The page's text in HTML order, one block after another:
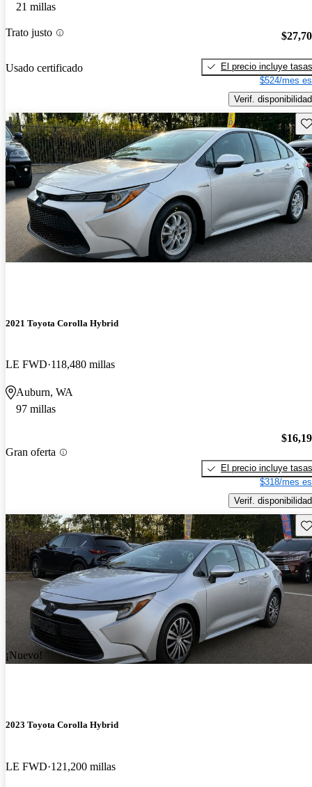
21 millas
Trato justo
Usado certificado
El precio incluye tasas
$524/mes
Verif. disponibilidad
2021 Toyota Corolla Hybrid
LE FWD 118,480 millas
Auburn, WA
97 millas
Gran oferta
El precio incluye tasas
$318/mes
Verif. disponibilidad
¡Nuevo!
2023 Toyota Corolla Hybrid
LE FWD 121,200 millas